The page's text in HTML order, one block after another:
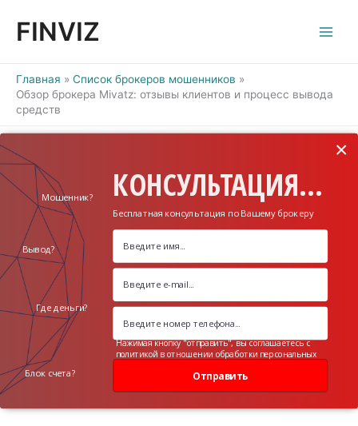
FINVIZ
Главная
Список брокеров мошенников
Обзор брокера Mivatz: отзывы клиентов и процесс вывода
средств
КОНСУЛЬТАЦИЯ...
Бесплатная консультация по Вашему брокеру
Мошенник?
Вывод?
Где деньги?
Блок счета? Отправить
×
Нажимая кнопку "отправить", вы соглашаетесь с
политикой в отношении обработки персональных